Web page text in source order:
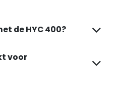
de HYC 400?
voor